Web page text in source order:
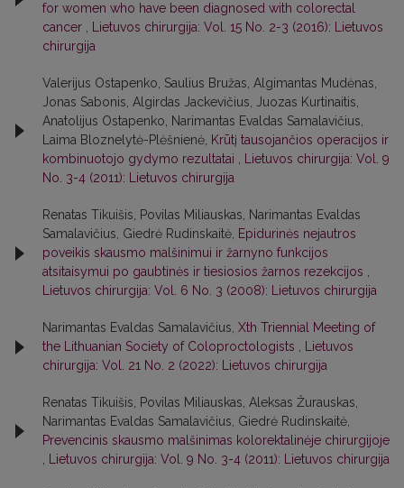
for women who have been diagnosed with colorectal
cancer
Lietuvos chirurgija: Vol. 15 No. 2-3 (2016): Lietuvos
chirurgija
Valerijus Ostapenko, Saulius Bružas, Algimantas Mudėnas,
Jonas Sabonis, Algirdas Jackevičius, Juozas Kurtinaitis,
Anatolijus Ostapenko, Narimantas Evaldas Samalavičius,
Laima Bloznelytė-Plėšnienė, Krūtį tausojančios operacijos ir
kombinuotojo gydymo rezultatai
Lietuvos chirurgija: Vol. 9
No. 3-4 (2011): Lietuvos chirurgija
Renatas Tikuišis, Povilas Miliauskas, Narimantas Evaldas
Samalavičius, Giedrė Rudinskaitė, Epidurinės nejautros
poveikis skausmo malšinimui ir žarnyno funkcijos
atsitaisymui po gaubtinės ir tiesiosios žarnos rezekcijos
Lietuvos chirurgija: Vol. 6 No. 3 (2008): Lietuvos chirurgija
Narimantas Evaldas Samalavičius, Xth Triennial Meeting of
the Lithuanian Society of Coloproctologists
Lietuvos
chirurgija: Vol. 21 No. 2 (2022): Lietuvos chirurgija
Renatas Tikuišis, Povilas Miliauskas, Aleksas Žurauskas,
Narimantas Evaldas Samalavičius, Giedrė Rudinskaitė,
Prevencinis skausmo malšinimas kolorektalinėje chirurgijoje
Lietuvos chirurgija: Vol. 9 No. 3-4 (2011): Lietuvos chirurgija